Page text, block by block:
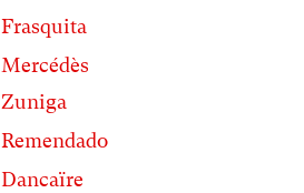
Frasquita
Mercédès
Zuniga
Remendado
Dancaïre